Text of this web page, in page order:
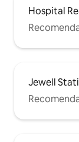
Lygon Carlton,
piccola Italia»
estalló con
Swanston St y
gran ciudad de
David Jones. Espacio abierto,
comodidad,
minutos del
MCG, del
Hospital
Jewell